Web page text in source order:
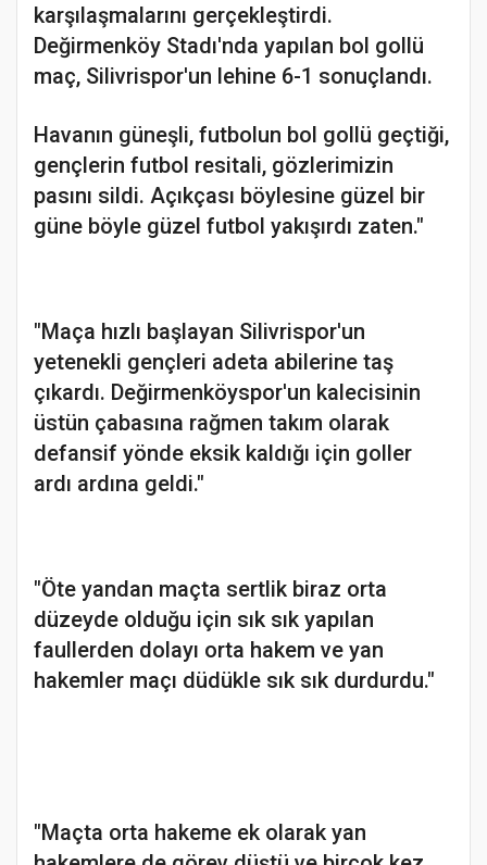
karşılaşmalarını gerçekleştirdi.
Değirmenköy Stadı'nda yapılan bol gollü
maç, Silivrispor'un lehine 6-1 sonuçlandı.
Havanın güneşli, futbolun bol gollü geçtiği,
gençlerin futbol resitali, gözlerimizin
pasını sildi. Açıkçası böylesine güzel bir
güne böyle güzel futbol yakışırdı zaten."
"Maça hızlı başlayan Silivrispor'un
yetenekli gençleri adeta abilerine taş
çıkardı. Değirmenköyspor'un kalecisinin
üstün çabasına rağmen takım olarak
defansif yönde eksik kaldığı için goller
ardı ardına geldi."
"Öte yandan maçta sertlik biraz orta
düzeyde olduğu için sık sık yapılan
faullerden dolayı orta hakem ve yan
hakemler maçı düdükle sık sık durdurdu."
"Maçta orta hakeme ek olarak yan